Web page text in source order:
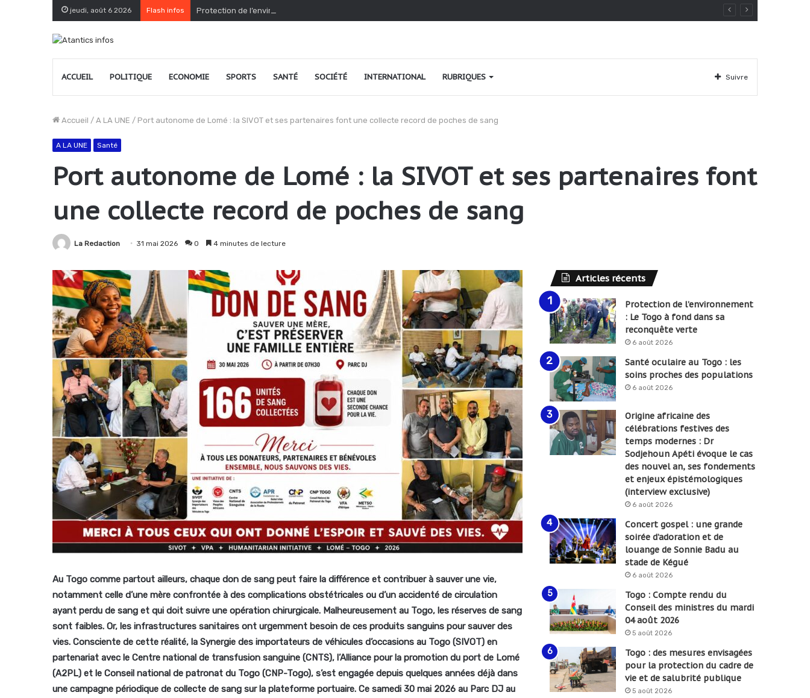
jeudi, août 6 2026 Flash infos Protection de l’environnement : Le Togo à fond dans sa reconquête verte
ACCUEIL POLITIQUE ECONOMIE SPORTS SANTÉ SOCIÉTÉ INTERNATIONAL RUBRIQUES Suivre
Accueil / A LA UNE / Port autonome de Lomé : la SIVOT et ses partenaires font une collecte record de poches de sang
A LA UNE Santé
Port autonome de Lomé : la SIVOT et ses partenaires font
une collecte record de poches de sang
La Redaction 31 mai 2026 0 4 minutes de lecture
Au Togo comme partout ailleurs, chaque don de sang peut faire la différence et contribuer à sauver une vie,
notamment celle d’une mère confrontée à des complications obstétricales ou d’un accidenté de circulation
ayant perdu de sang et qui doit suivre une opération chirurgicale. Malheureusement au Togo, les réserves de sang
sont faibles. Or, les infrastructures sanitaires ont urgemment besoin de ces produits sanguins pour sauver des
vies. Consciente de cette réalité, la Synergie des importateurs de véhicules d’occasions au Togo (SIVOT) en
partenariat avec le Centre national de transfusion sanguine (CNTS), l’Alliance pour la promotion du port de Lomé
(A2PL) et le Conseil national de patronat du Togo (CNP-Togo), s’est engagée depuis quelques années déjà dans
une campagne périodique de collecte de sang sur la plateforme portuaire. Ce samedi 30 mai 2026 au Parc DJ au
Articles récents
Protection de l’environnement
: Le Togo à fond dans sa
reconquête verte
6 août 2026
Santé oculaire au Togo : les
soins proches des populations
6 août 2026
Origine africaine des
célébrations festives des
temps modernes : Dr
Sodjehoun Apéti évoque le cas
des nouvel an, ses fondements
et enjeux épistémologiques
(interview exclusive)
6 août 2026
Concert gospel : une grande
soirée d’adoration et de
louange de Sonnie Badu au
stade de Kégué
6 août 2026
Togo : Compte rendu du
Conseil des ministres du mardi
04 août 2026
5 août 2026
Togo : des mesures envisagées
pour la protection du cadre de
vie et de salubrité publique
5 août 2026